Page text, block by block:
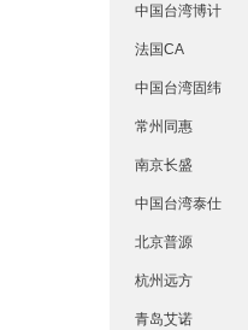
中国台湾博计
法国CA
中国台湾固纬
常州同惠
南京长盛
中国台湾泰仕
北京普源
杭州远方
青岛艾诺